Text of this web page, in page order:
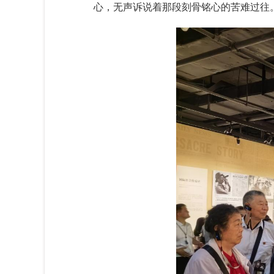
心，无声诉说着那段刻骨铭心的苦难过往